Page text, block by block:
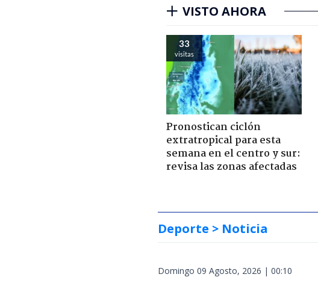
VISTO AHORA
33
visitas
Pronostican ciclón
extratropical para esta
semana en el centro y sur:
revisa las zonas afectadas
Deporte > Noticia
Domingo 09 Agosto, 2026 | 00:10